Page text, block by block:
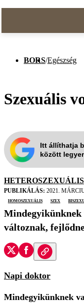
BORS/Egészség
Szexuális
Itt állíthatja
között
HETEROSZEXUÁLIS
PUBLIKÁLÁS: 2021.
homoszexuális
szex
Mindegyikünknek
változnak,
Napi doktor
Mindegyikünknek